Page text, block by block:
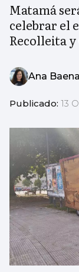
Matamá
celebrar el
Recolleita y
Ana Baena
Publicado: 13